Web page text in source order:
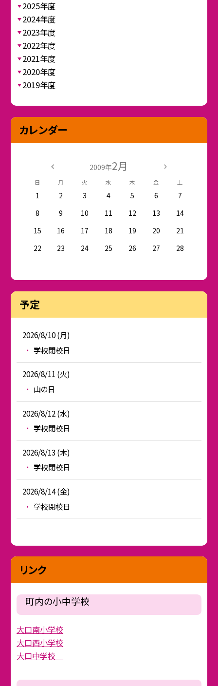
2025年度
2024年度
2023年度
2022年度
2021年度
2020年度
2019年度
カレンダー
2009年2月
日 月 火 水 木 金 土
1 2 3 4 5 6
7
8
9 10 11 12 13
14
15
16 17 18 19 20
21
22
23 24 25 26 27 28
予定
2026/8/10 (月)
学校閉校日
2026/8/11 (火)
山の日
2026/8/12 (水)
学校閉校日
2026/8/13 (木)
学校閉校日
2026/8/14 (金)
学校閉校日
リンク
町内の小中学校
大口南小学校
大口西小学校
大口中学校